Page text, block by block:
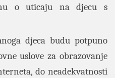
o uticaju na djecu s
djeca budu potpuno
uslove za obrazovanje
do neadekvatnosti